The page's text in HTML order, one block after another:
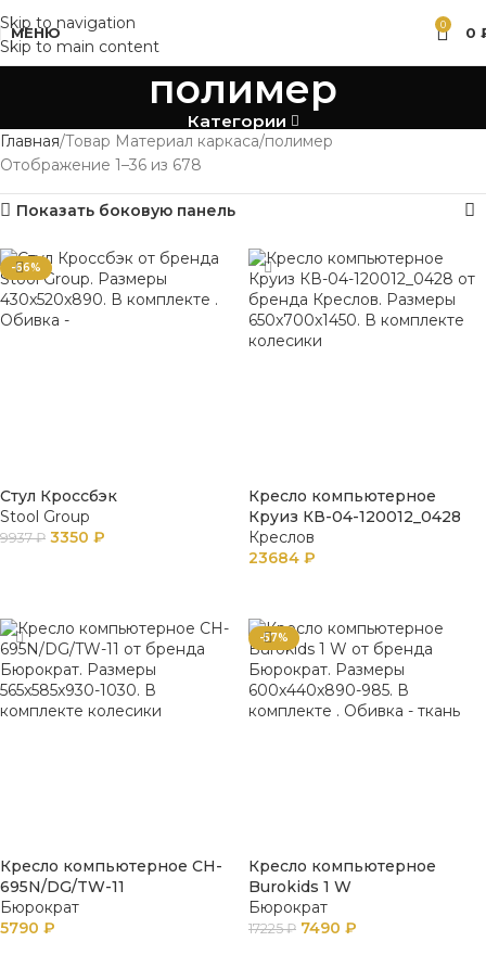
Skip to navigation
Skip to main content
МЕНЮ 0 0
полимер
Категории
Главная Товар Материал каркаса полимер
Отображение 1–36 из 678
Показать боковую панель
-66%
Стул Кроссбэк
Stool Group
9937₽ 3350 ₽
Кресло компьютерное
Круиз КВ-04-120012_0428
Креслов
23684 ₽
Кресло компьютерное CH-
695N/DG/TW-11
Бюрократ
5790 ₽
-57%
Кресло компьютерное
Burokids 1 W
Бюрократ
17225₽ 7490 ₽